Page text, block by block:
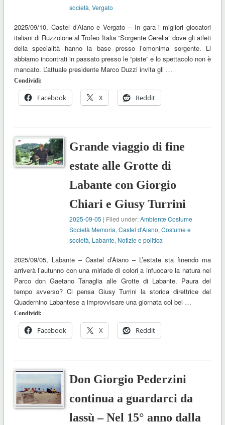
società,Vergato
2025/09/10, Castel d’Aiano e Vergato – In gara i migliori giocatori
italiani di Ruzzolone al Trofeo Italia “Sorgente Cerelia” dove gli atleti
della specialità hanno la base presso l’omonima sorgente. Li
abbiamo incontrati in passato presso le “piste” e lo spettacolo non è
mancato. L’attuale presidente Marco Duzzi invita gli …
Condividi:
Facebook X Reddit
Grande viaggio di fine
estate alle Grotte di
Labante con Giorgio
Chiari e Giusy Turrini
2025-09-05 | Filed under:Ambiente Costume
Società Memoria,Castel d'Aiano,Costume e
società, Labante, Notizie e politica
2025/09/05, Labante – Castel d’Aiano – L’estate sta finendo ma
arriverà l’autunno con una miriade di colori a infuocare la natura nel
Parco don Gaetano Tanaglia alle Grotte di Labante. Paura del
tempo avverso? Ci pensa Giusy Turrini la storica direttrice del
Quadernino Labantese a improvvisare una giornata col bel …
Condividi:
Facebook X Reddit
Don Giorgio Pederzini
continua a guardarci da
lassù – Nel 15° anno dalla